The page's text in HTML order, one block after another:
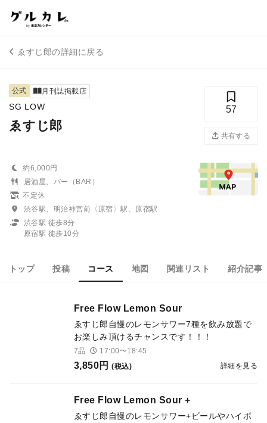
ゑすじ郎の詳細に戻る
公式 月刊誌掲載店
SG LOW
ゑすじ郎
57
共有する
約6,000円
居酒屋、バー（BAR）
不定休
渋谷駅、明治神宮前〈原宿〉駅、原宿駅
渋谷駅 徒歩8分
原宿駅 徒歩10分
トップ 投稿 コース 地図 関連リスト 紹介記事
Free Flow Lemon Sour
ゑすじ郎自慢のレモンサワー7種を飲み放題で
お楽しみ頂けるチャンスです！！！
7品 17:00〜18:45
3,850円 (税込) 詳細を見る
Free Flow Lemon Sour +
ゑすじ郎自慢のレモンサワー+ビールやハイボ